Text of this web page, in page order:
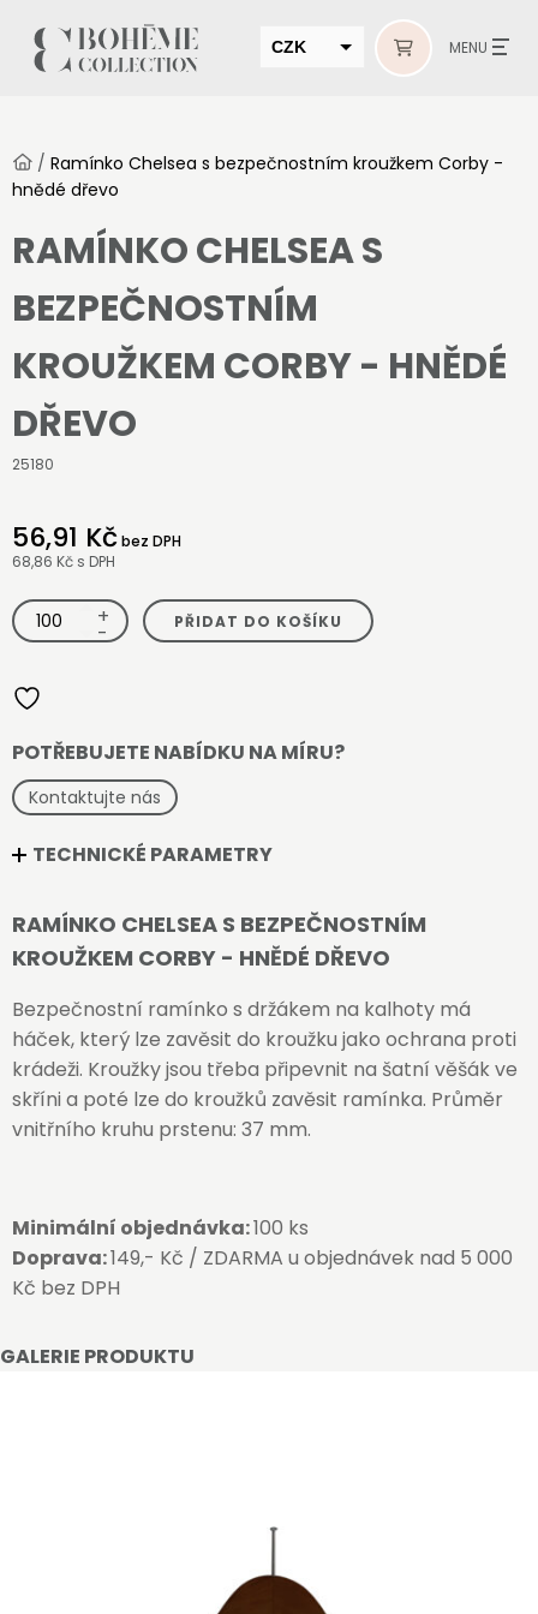
CZK MENU
/ Ramínko Chelsea s bezpečnostním kroužkem Corby -
hnědé dřevo
GALERIE PRODUKTU
RAMÍNKO CHELSEA S
BEZPEČNOSTNÍM
KROUŽKEM CORBY - HNĚDÉ
DŘEVO
25180
56,91 Kčbez DPH
68,86 Kč s DPH
Ramínko
Chelsea
Corby
-
hnědé
množství
+
- PŘIDAT DO KOŠÍKU
POTŘEBUJETE NABÍDKU NA MÍRU?
Kontaktujte nás
TECHNICKÉ PARAMETRY
RAMÍNKO CHELSEA S BEZPEČNOSTNÍM
KROUŽKEM CORBY - HNĚDÉ DŘEVO
Bezpečnostní ramínko s držákem na kalhoty má
háček, který lze zavěsit do kroužku jako ochrana proti
krádeži. Kroužky jsou třeba připevnit na šatní věšák ve
skříni a poté lze do kroužků zavěsit ramínka. Průměr
vnitřního kruhu prstenu: 37 mm.
Minimální objednávka:100 ks
Doprava:149,- Kč / ZDARMA u objednávek nad 5 000
Kč bez DPH